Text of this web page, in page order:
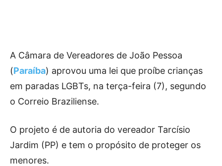
A Câmara de Vereadores de João Pessoa
(Paraíba) aprovou uma lei que proíbe crianças
em paradas LGBTs, na terça-feira (7), segundo
o Correio Braziliense.
O projeto é de autoria do vereador Tarcísio
Jardim (PP) e tem o propósito de proteger os
menores.